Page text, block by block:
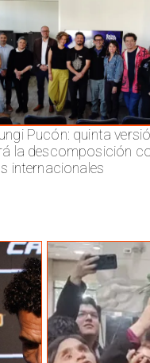
Pucón: quinta
la descomposición
internacionales